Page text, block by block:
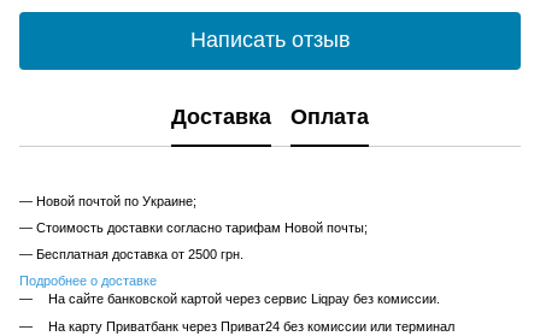
Написать отзыв
Доставка Оплата
— Новой почтой по Украине;
— Стоимость доставки согласно тарифам Новой почты;
— Бесплатная доставка от 2500 грн.
Подробнее о доставке
На сайте банковской картой через сервис Liqpay без комиссии.
На карту Приватбанк через Приват24 без комиссии или терминал